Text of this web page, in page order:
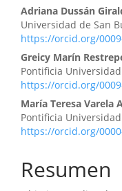
Contenido
principal
del
artículo
Adriana Dussán
Universidad de San
https://orcid.org/
Greicy Marín
Pontificia
https://orcid.org/
María Teresa Varela
Pontificia
https://orcid.org/
Resumen